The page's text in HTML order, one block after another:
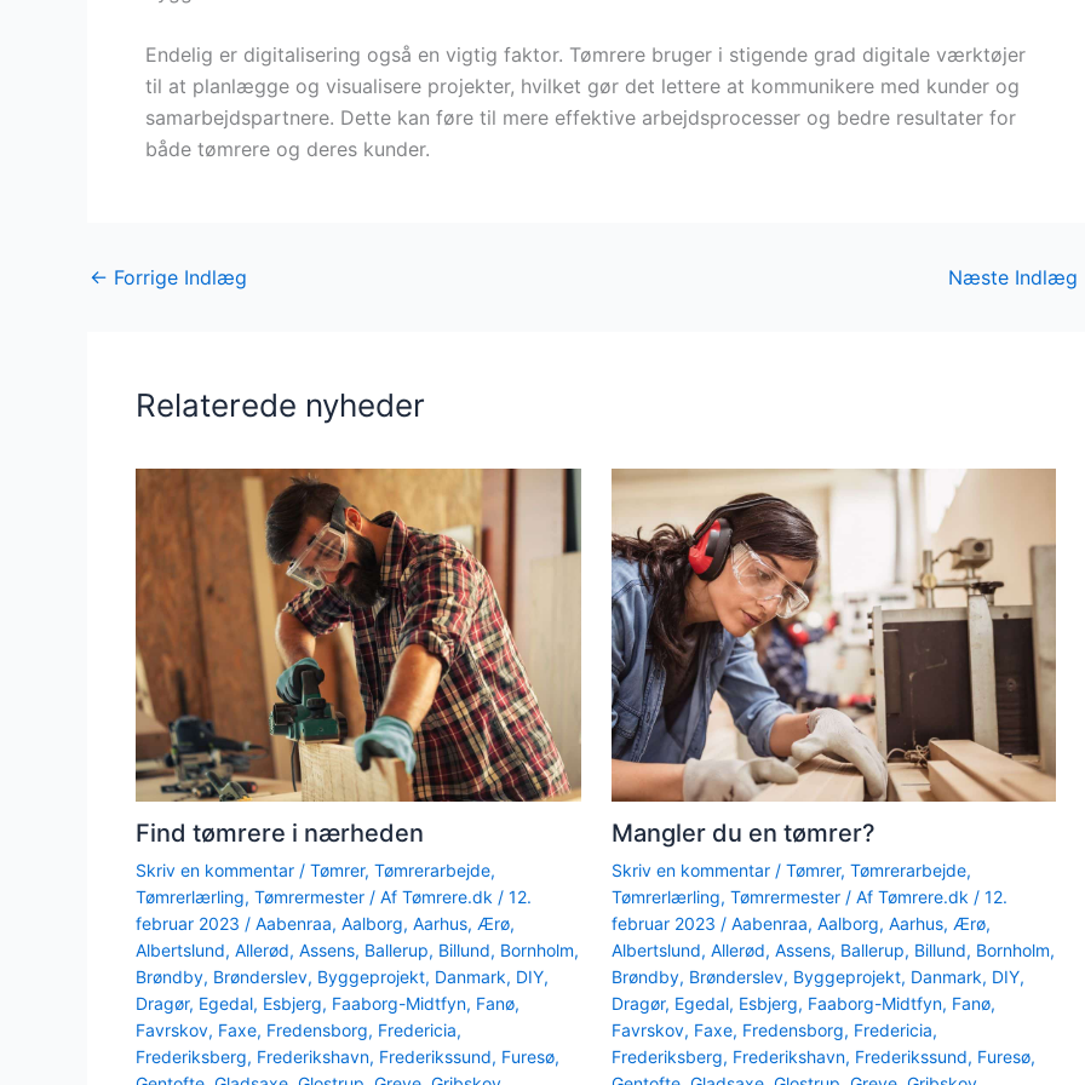
Endelig er digitalisering også en vigtig faktor. Tømrere bruger i stigende grad digitale værktøjer
til at planlægge og visualisere projekter, hvilket gør det lettere at kommunikere med kunder og
samarbejdspartnere. Dette kan føre til mere effektive arbejdsprocesser og bedre resultater for
både tømrere og deres kunder.
← Forrige Indlæg Næste Indlæg
Relaterede nyheder
Find tømrere i nærheden
Skriv en kommentar / Tømrer, Tømrerarbejde,
Tømrerlærling, Tømrermester / Af Tømrere.dk / 12.
februar 2023 / Aabenraa, Aalborg, Aarhus, Ærø,
Albertslund, Allerød, Assens, Ballerup, Billund, Bornholm,
Brøndby, Brønderslev, Byggeprojekt, Danmark, DIY,
Dragør, Egedal, Esbjerg, Faaborg-Midtfyn, Fanø,
Favrskov, Faxe, Fredensborg, Fredericia,
Frederiksberg, Frederikshavn, Frederikssund, Furesø,
Mangler du en tømrer?
Skriv en kommentar / Tømrer, Tømrerarbejde,
Tømrerlærling, Tømrermester/ Af Tømrere.dk / 12.
februar 2023 / Aabenraa, Aalborg, Aarhus, Ærø,
Albertslund, Allerød, Assens, Ballerup, Billund, Bornholm,
Brøndby, Brønderslev, Byggeprojekt, Danmark, DIY,
Dragør, Egedal, Esbjerg, Faaborg-Midtfyn, Fanø,
Favrskov, Faxe, Fredensborg, Fredericia,
Frederiksberg, Frederikshavn, Frederikssund, Furesø,